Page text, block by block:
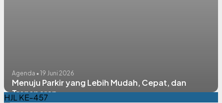
Agenda • 19 Juni 2026
Menuju Parkir yang Lebih Mudah, Cepat, dan
Transparan
HJL KE-457